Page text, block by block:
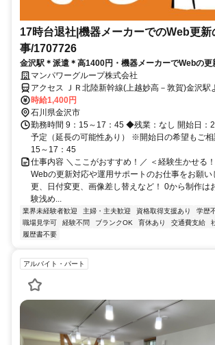
17時台退社|機器メーカーでのWeb更新
事/1707726
金沢駅＊派遣＊高1400円・機器メーカーでWebの更
ト・／17時台退社／開始日：2026/08/24
マンパワーグループ株式会社
アクセス ＪＲ北陸新幹線(上越妙高－敦賀)金沢
勤可 ※交通費支給(規定あり)★17時台迄 ★残業な
時給1,400円
石川県金沢市
勤務時間 9：15～17：45 ◆残業：なし 開始日：
予定（延長の可能性あり） ※開始日の希望もご相
15～17：45
仕事内容 ＼ここがおすすめ！／ ＜経験生かせる
Webの更新対応や運用サポートのお仕事をお願
更、日付変更、画像差し替えなど！ 0から制作は
験浅め...
業界未経験者歓迎 主婦・主夫歓迎 資格取得支援あり 学歴
職場見学可
経験不問 ブランクOK 育休あり 交通費支給
履歴書不要
アルバイト・パート